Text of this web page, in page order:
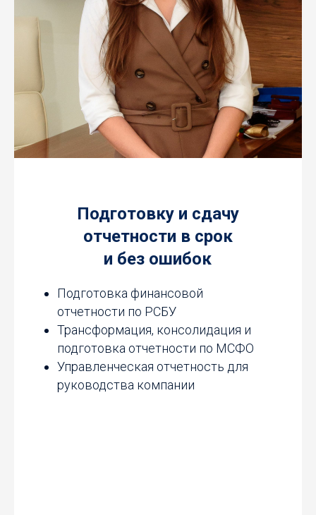
Подготовку и сдачу
отчетности в срок
и без ошибок
Подготовка финансовой
отчетности по РСБУ
Трансформация, консолидация и
подготовка отчетности по МСФО
Управленческая отчетность для
руководства компании